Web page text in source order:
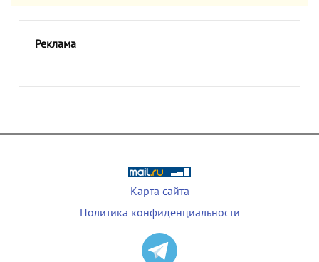
Реклама
Карта сайта
Политика конфиденциальности